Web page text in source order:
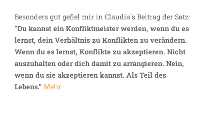
Besonders gut gefiel mir in Claudia´s Beitrag der Satz:
"Du kannst ein Konfliktmeister werden, wenn du es
lernst, dein Verhältnis zu Konflikten zu verändern.
Wenn du es lernst, Konflikte zu akzeptieren. Nicht
auszuhalten oder dich damit zu arrangieren. Nein,
wenn du sie akzeptieren kannst. Als Teil des
Lebens." Mehr